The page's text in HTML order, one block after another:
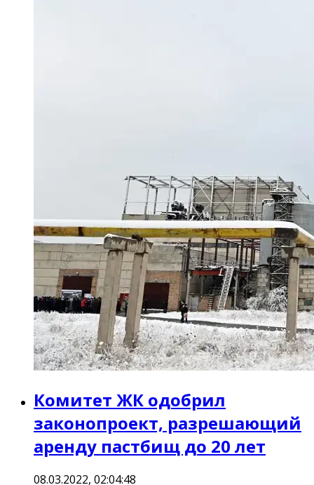
Комитет ЖК одобрил
законопроект, разрешающий
аренду пастбищ до 20 лет
08.03.2022, 02:04:48